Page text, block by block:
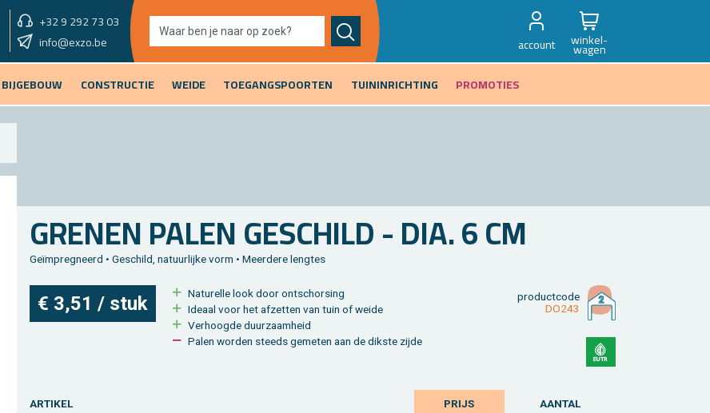
+32 9 292 73 03
showroom overmorgen
info@exzo.be 9u - 12u30 & 13u30 - 17u account winkel-
wagen
BIJGEBOUW CONSTRUCTIE WEIDE TOEGANGSPOORTEN TUININRICHTING PROMOTIES
GRE­NEN PALEN GE­SCHILD - DIA. 6 CM
Geïmpreg­neerd • Ge­schild, na­tuur­lij­ke vorm • Meer­de­re leng­tes
€ 3,51 / stuk
Na­tu­rel­le look door ont­schor­sing
Ide­aal voor het af­zet­ten van tuin of weide
Ver­hoog­de duur­zaam­heid
Palen wor­den steeds ge­me­ten aan de dik­s­te zijde
product­code
DO243
AR­TI­KEL PRIJS AAN­TAL